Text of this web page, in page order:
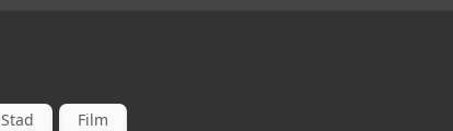
Stad Film